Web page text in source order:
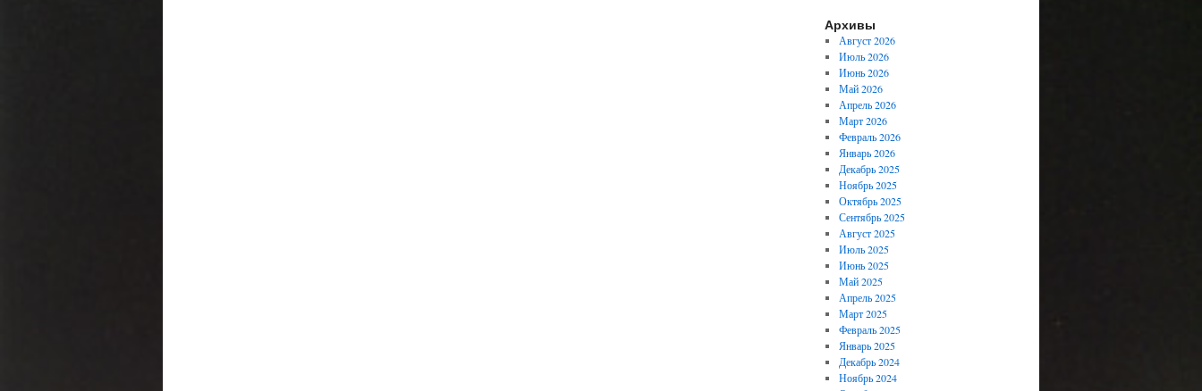
Архивы
Август 2026
Июль 2026
Июнь 2026
Май 2026
Апрель 2026
Март 2026
Февраль 2026
Январь 2026
Декабрь 2025
Ноябрь 2025
Октябрь 2025
Сентябрь 2025
Август 2025
Июль 2025
Июнь 2025
Май 2025
Апрель 2025
Март 2025
Февраль 2025
Январь 2025
Декабрь 2024
Ноябрь 2024